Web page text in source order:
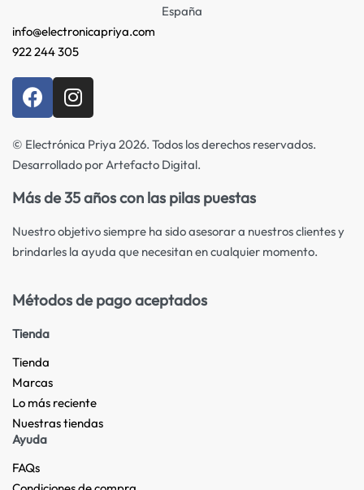
España
info@electronicapriya.com
922 244 305
© Electrónica Priya 2026. Todos los derechos reservados.
Desarrollado por Artefacto Digital.
Más de 35 años con las pilas puestas
Nuestro objetivo siempre ha sido asesorar a nuestros clientes y
brindarles la ayuda que necesitan en cualquier momento.
Métodos de pago aceptados
Tienda
Tienda
Marcas
Lo más reciente​
Nuestras tiendas​
Ayuda
FAQs